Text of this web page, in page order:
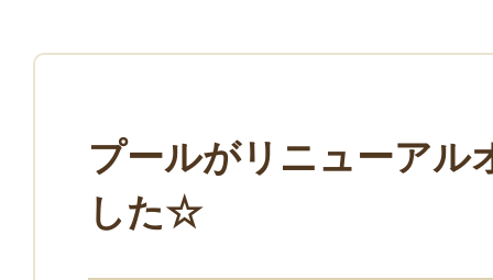
プールがリニューアル
した☆